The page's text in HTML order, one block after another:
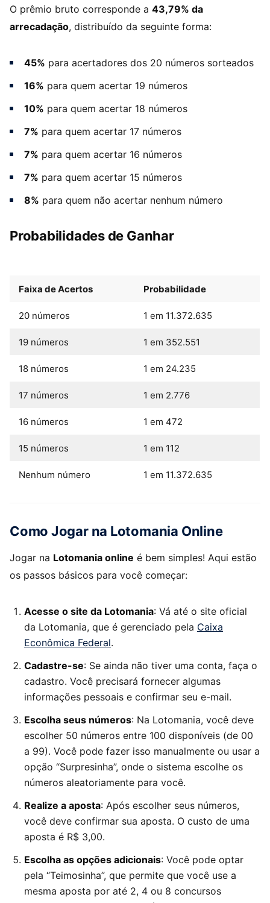
O prêmio bruto corresponde a 43,79% da
arrecadação, distribuído da seguinte forma:
45% para acertadores dos 20 números sorteados
16% para quem acertar 19 números
10% para quem acertar 18 números
7% para quem acertar 17 números
7% para quem acertar 16 números
7% para quem acertar 15 números
8% para quem não acertar nenhum número
Probabilidades de Ganhar
Faixa de Acertos Probabilidade
20 números 1 em 11.372.635
19 números 1 em 352.551
18 números 1 em 24.235
17 números 1 em 2.776
16 números 1 em 472
15 números 1 em 112
Nenhum número 1 em 11.372.635
Como Jogar na Lotomania Online
Jogar na Lotomania online é bem simples! Aqui estão
os passos básicos para você começar:
Acesse o site da Lotomania: Vá até o site oficial
da Lotomania, que é gerenciado pela Caixa
Econômica Federal.
Cadastre-se: Se ainda não tiver uma conta, faça o
cadastro. Você precisará fornecer algumas
informações pessoais e confirmar seu e-mail.
Escolha seus números: Na Lotomania, você deve
escolher 50 números entre 100 disponíveis (de 00
a 99). Você pode fazer isso manualmente ou usar a
opção “Surpresinha”, onde o sistema escolhe os
números aleatoriamente para você.
Realize a aposta: Após escolher seus números,
você deve confirmar sua aposta. O custo de uma
aposta é R$ 3,00.
Escolha as opções adicionais: Você pode optar
pela “Teimosinha”, que permite que você use a
mesma aposta por até 2, 4 ou 8 concursos